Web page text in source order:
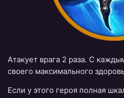
Атакует врага 2 раза. С
своего максимального
Если у этого героя полная